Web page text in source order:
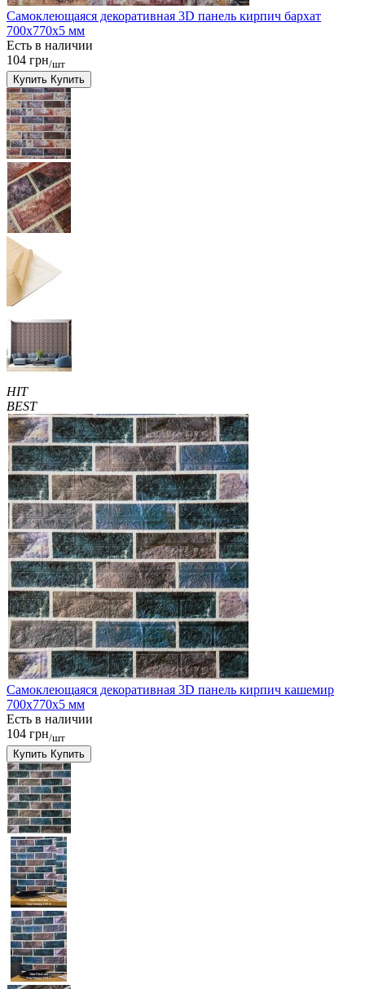
Самоклеющаяся декоративная 3D панель кирпич бархат
700x770x5 мм
Есть в наличии
104 грн/шт
Купить Купить
HIT
BEST
Самоклеющаяся декоративная 3D панель кирпич кашемир
700x770x5 мм
Есть в наличии
104 грн/шт
Купить Купить